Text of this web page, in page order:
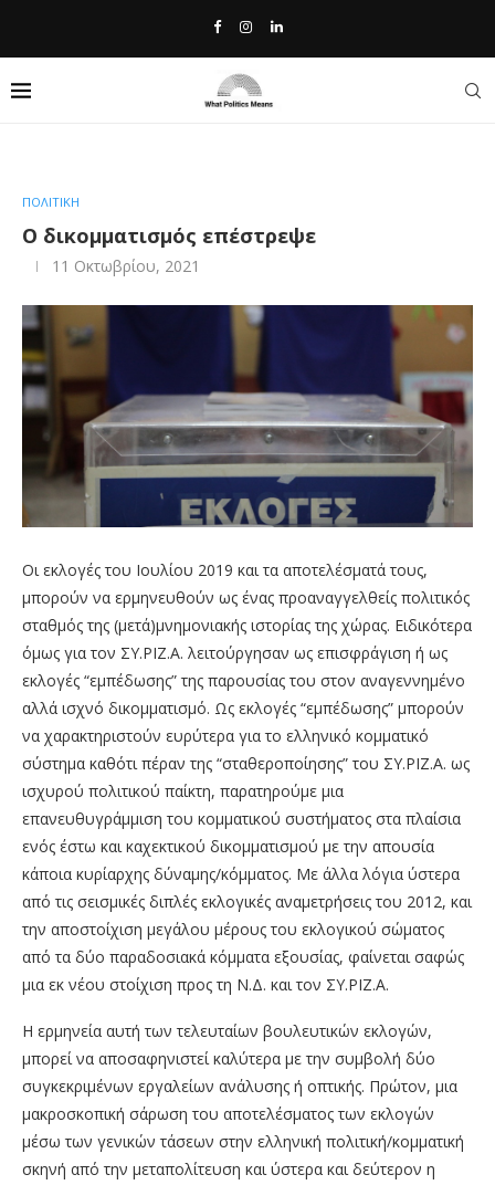
ΠΟΛΙΤΙΚΗ
Ο δικομματισμός επέστρεψε
11 Οκτωβρίου, 2021
Οι εκλογές του Ιουλίου 2019 και τα αποτελέσματά τους,
μπορούν να ερμηνευθούν ως ένας προαναγγελθείς πολιτικός
σταθμός της (μετά)μνημονιακής ιστορίας της χώρας. Ειδικότερα
όμως για τον ΣΥ.ΡΙΖ.Α. λειτούργησαν ως επισφράγιση ή ως
εκλογές “εμπέδωσης” της παρουσίας του στον αναγεννημένο
αλλά ισχνό δικομματισμό. Ως εκλογές “εμπέδωσης” μπορούν
να χαρακτηριστούν ευρύτερα για το ελληνικό κομματικό
σύστημα καθότι πέραν της “σταθεροποίησης” του ΣΥ.ΡΙΖ.Α. ως
ισχυρού πολιτικού παίκτη, παρατηρούμε μια
επανευθυγράμμιση του κομματικού συστήματος στα πλαίσια
ενός έστω και καχεκτικού δικομματισμού με την απουσία
κάποια κυρίαρχης δύναμης/κόμματος. Με άλλα λόγια ύστερα
από τις σεισμικές διπλές εκλογικές αναμετρήσεις του 2012, και
την αποστοίχιση μεγάλου μέρους του εκλογικού σώματος
από τα δύο παραδοσιακά κόμματα εξουσίας, φαίνεται σαφώς
μια εκ νέου στοίχιση προς τη Ν.Δ. και τον ΣΥ.ΡΙΖ.Α.
Η ερμηνεία αυτή των τελευταίων βουλευτικών εκλογών,
μπορεί να αποσαφηνιστεί καλύτερα με την συμβολή δύο
συγκεκριμένων εργαλείων ανάλυσης ή οπτικής. Πρώτον, μια
μακροσκοπική σάρωση του αποτελέσματος των εκλογών
μέσω των γενικών τάσεων στην ελληνική πολιτική/κομματική
σκηνή από την μεταπολίτευση και ύστερα και δεύτερον η